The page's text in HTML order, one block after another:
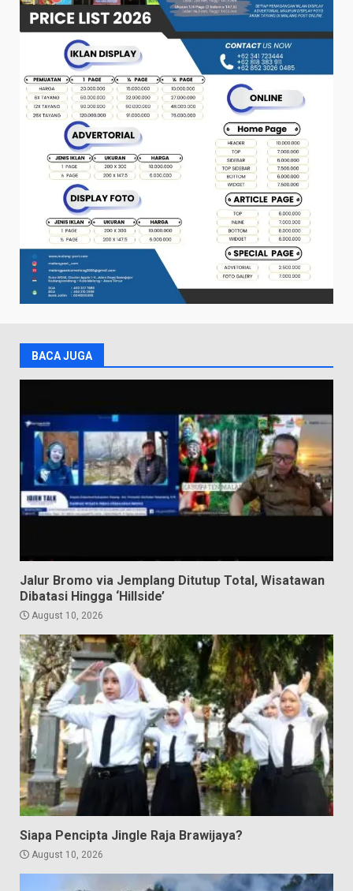
BACA JUGA
Jalur Bromo via Jemplang Ditutup Total, Wisatawan
Dibatasi Hingga ‘Hillside’
August 10, 2026
Siapa Pencipta Jingle Raja Brawijaya?
August 10, 2026